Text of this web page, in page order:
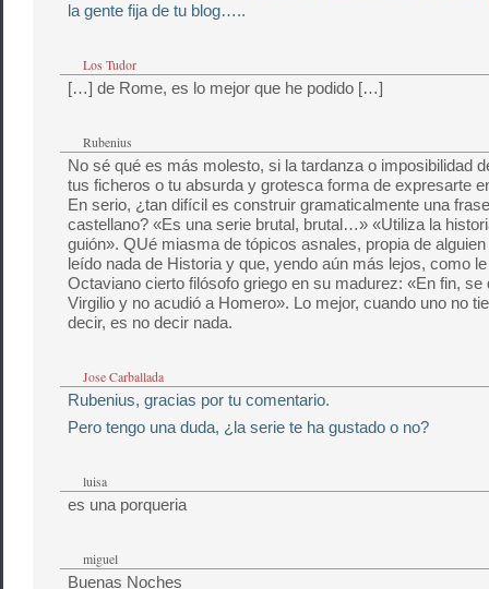
la gente fija de tu blog…..
Los Tudor
[…] de Rome, es lo mejor que he podido […]
Rubenius
No sé qué es más molesto, si la tardanza o imposibilidad
tus ficheros o tu absurda y grotesca forma de expresarte
En serio, ¿tan difícil es construir gramaticalmente una
castellano? «Es una serie brutal, brutal…» «Utiliza la
guión». QUé miasma de tópicos asnales, propia de alguien
leído nada de Historia y que, yendo aún más lejos, como
Octaviano cierto filósofo griego en su madurez: «En fin, se
Virgilio y no acudió a Homero». Lo mejor, cuando uno no
decir, es no decir nada.
Jose Carballada
Rubenius, gracias por tu comentario.
Pero tengo una duda, ¿la serie te ha gustado o no?
luisa
es una porqueria
miguel
Buenas Noches